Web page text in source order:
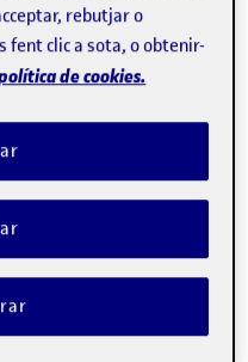
grau
a la
en enginyeria
en línia i flexible.
rebutjar o
fent clic a sota, o obtenir-
de cookies.